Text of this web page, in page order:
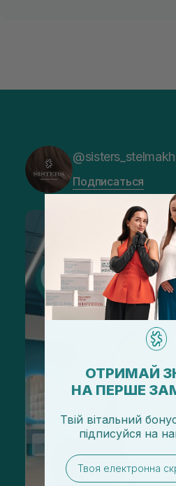
Подписаться
ОТРИМАЙ
НА ПЕРШЕ
Твій вітальний
підписуйся на
email